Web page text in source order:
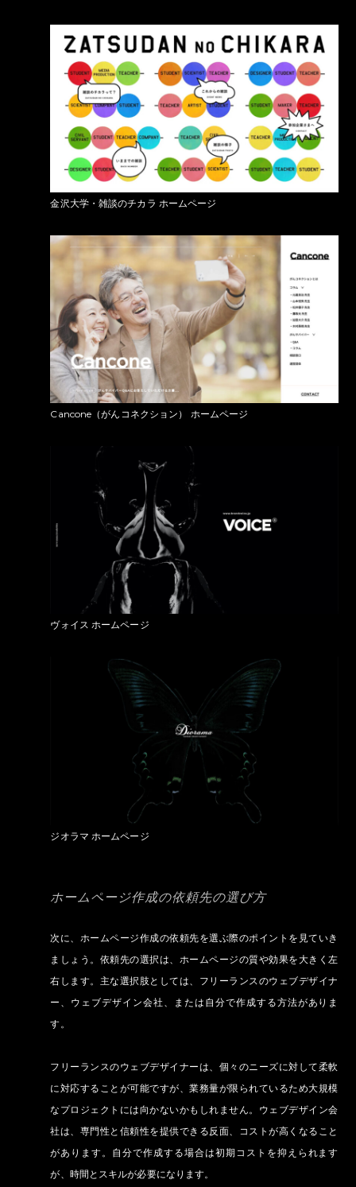
金沢大学・雑談のチカラ ホームページ
Cancone（がんコネクション） ホームページ
ヴォイス ホームページ
ジオラマ ホームページ
ホームページ作成の依頼先の選び方
次に、ホームページ作成の依頼先を選ぶ際のポイントを見ていき
ましょう。依頼先の選択は、ホームページの質や効果を大きく左
右します。主な選択肢としては、フリーランスのウェブデザイナ
ー、ウェブデザイン会社、または自分で作成する方法がありま
す。
フリーランスのウェブデザイナーは、個々のニーズに対して柔軟
に対応することが可能ですが、業務量が限られているため大規模
なプロジェクトには向かないかもしれません。ウェブデザイン会
社は、専門性と信頼性を提供できる反面、コストが高くなること
があります。自分で作成する場合は初期コストを抑えられます
が、時間とスキルが必要になります。